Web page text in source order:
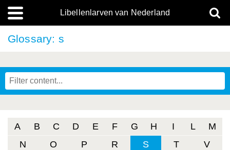
Libellenlarven van Nederland
Glossary: s
A B C D E F G H I L
M
N
O P R S T V